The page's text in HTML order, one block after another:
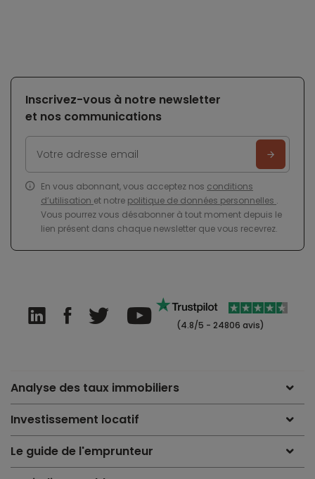
Inscrivez-vous à notre newsletter
et nos communications
En vous abonnant, vous acceptez nos conditions
d’utilisation et notre politique de données personnelles .
Vous pourrez vous désabonner à tout moment depuis le
lien présent dans chaque newsletter que vous recevrez.
(4.8/5 - 24806 avis)
Analyse des taux immobiliers
Investissement locatif
Le guide de l'emprunteur